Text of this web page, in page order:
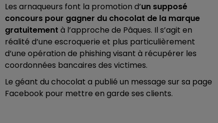
Les arnaqueurs font la promotion d’un supposé
concours pour gagner du chocolat de la marque
gratuitement à l’approche de Pâques. Il s’agit en
réalité d’une escroquerie et plus particulièrement
d’une opération de phishing visant à récupérer les
coordonnées bancaires des victimes.
Le géant du chocolat a publié un message sur sa page
Facebook pour mettre en garde ses clients.